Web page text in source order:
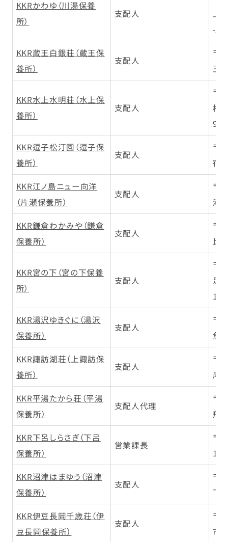
KKRかわゆ（川湯保養
所）
支配人
-2-
KKR蔵王白銀荘（蔵王保
養所）
支配人
〒
王
KKR水上水明荘（水上保
養所）
支配人
〒
根
9
KKR逗子松汀園（逗子保
養所）
支配人
〒
宿
KKR江ノ島ニュー向洋
（片瀬保養所）
支配人
〒
瀬
KKR鎌倉わかみや（鎌倉
保養所）
支配人
〒
比
KKR宮の下（宮の下保養
所）
支配人
〒
足
14
KKR湯沢ゆきぐに（湯沢
保養所）
支配人
〒
魚
KKR諏訪湖荘（上諏訪保
養所）
支配人
〒
岸
KKR平湯たから荘（平湯
保養所）
支配人代理
〒
飛
KKR下呂しらさぎ（下呂
保養所）
営業課長
〒
KKR沼津はまゆう（沼津
保養所）
支配人
〒
下
KKR伊豆長岡千歳荘（伊
豆長岡保養所）
支配人
〒
市